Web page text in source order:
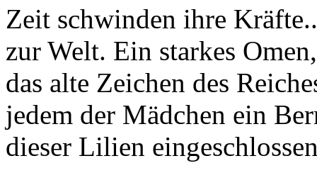
Zeit schwinden ihre
zur Welt. Ein starkes
das alte Zeichen des
jedem der Mädchen ein
dieser Lilien